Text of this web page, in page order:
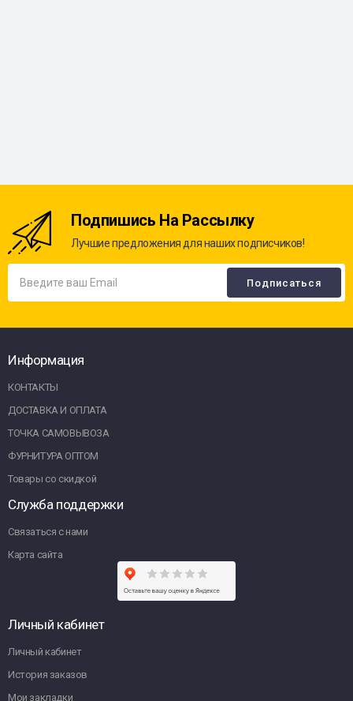
Подпишись На Рассылку
Лучшие предложения для наших подписчиков!
Информация
КОНТАКТЫ
ДОСТАВКА И ОПЛАТА
ТОЧКА САМОВЫВОЗА
ФУРНИТУРА ОПТОМ
Товары со скидкой
Служба поддержки
Связаться с нами
Карта сайта
Личный кабинет
Личный кабинет
История заказов
Мои закладки